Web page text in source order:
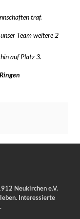
traf.
Team weitere 2
auf Platz 3.
Neukirchen e.V.
Interessierte